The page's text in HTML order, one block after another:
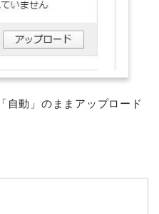
自動」のままアップロード